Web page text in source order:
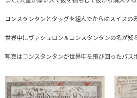
コンスタンタンとタッグを組んでからはスイスの
世界中にヴァシュロン＆コンスタンタンの名が知
写真はコンスタンタンが世界中を飛び回ったパス